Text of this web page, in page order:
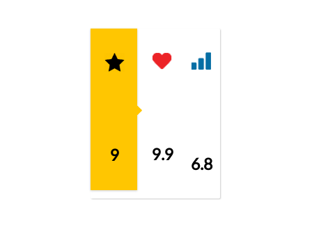
9 9.9
6.8